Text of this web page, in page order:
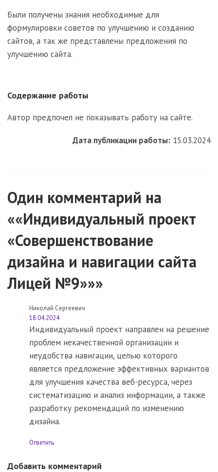
Были получены знания необходимые для
формулировки советов по улучшению и созданию
сайтов, а так же представлены предложения по
улучшению сайта.
Содержание работы
Автор предпочел не показывать работу на сайте.
Дата публикации работы: 15.03.2024
Один комментарий на
««Индивидуальный проект
«Совершенствование
дизайна и навигации сайта
Лицей №9»»»
Николай Сергеевич
18.04.2024
Индивидуальный проект направлен на решение
проблем некачественной организации и
неудобства навигации, целью которого
является предложение эффективных вариантов
для улучшения качества веб-ресурса, через
систематизацию и анализ информации, а также
разработку рекомендаций по изменению
дизайна.
Ответить
Добавить комментарий